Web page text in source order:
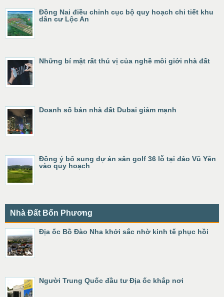
Đồng Nai điều chỉnh cục bộ quy hoạch chi tiết khu
dân cư Lộc An
Những bí mật rất thú vị của nghề môi giới nhà đất
Doanh số bán nhà đất Dubai giảm mạnh
Đồng ý bổ sung dự án sân golf 36 lỗ tại đảo Vũ Yên
vào quy hoạch
Nhà Đất Bốn Phương
Địa ốc Bồ Đào Nha khởi sắc nhờ kinh tế phục hồi
Người Trung Quốc đầu tư Địa ốc khắp nơi